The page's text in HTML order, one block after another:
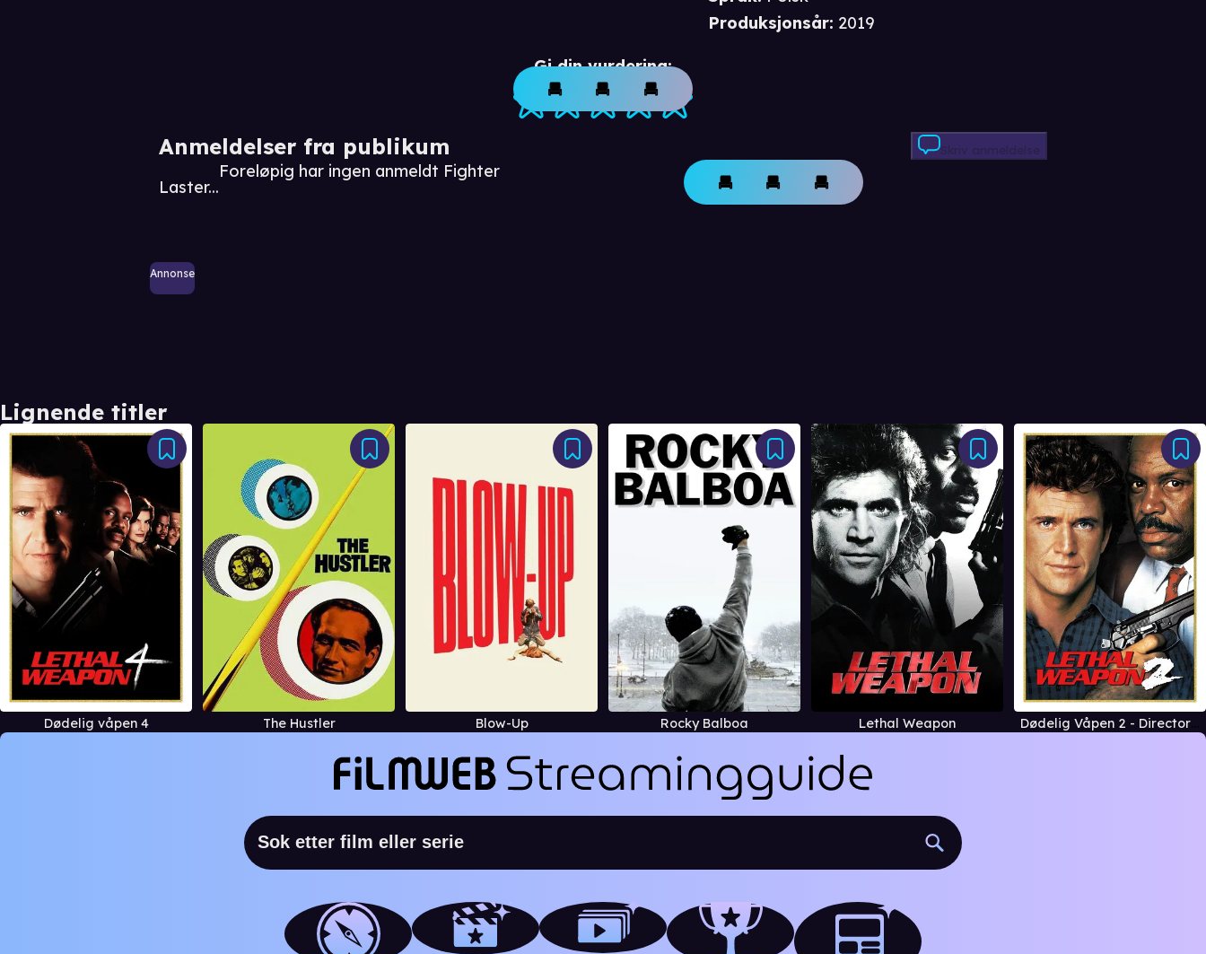
Gi din vurdering:
Anmeldelser fra publikum
Laster...
Foreløpig har ingen anmeldt Fighter
Skriv anmeldelse
Annonse
Produksjonsår: 2019
Lignende titler
Dødelig våpen 4 The Hustler Blow-Up Rocky Balboa Lethal Weapon Dødelig Våpen 2 - Director´s Cut